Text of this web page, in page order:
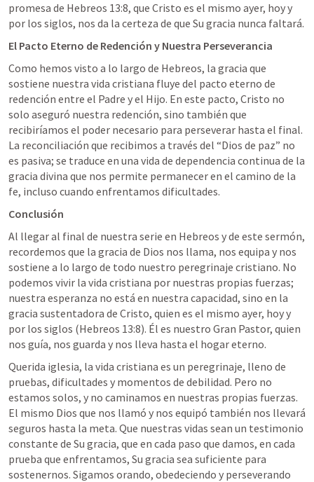
promesa de Hebreos 13:8, que Cristo es el mismo ayer, hoy y
por los siglos, nos da la certeza de que Su gracia nunca faltará.
El Pacto Eterno de Redención y Nuestra Perseverancia
Como hemos visto a lo largo de Hebreos, la gracia que
sostiene nuestra vida cristiana fluye del pacto eterno de
redención entre el Padre y el Hijo. En este pacto, Cristo no
solo aseguró nuestra redención, sino también que
recibiríamos el poder necesario para perseverar hasta el final.
La reconciliación que recibimos a través del “Dios de paz” no
es pasiva; se traduce en una vida de dependencia continua de la
gracia divina que nos permite permanecer en el camino de la
fe, incluso cuando enfrentamos dificultades.
Conclusión
Al llegar al final de nuestra serie en Hebreos y de este sermón,
recordemos que la gracia de Dios nos llama, nos equipa y nos
sostiene a lo largo de todo nuestro peregrinaje cristiano. No
podemos vivir la vida cristiana por nuestras propias fuerzas;
nuestra esperanza no está en nuestra capacidad, sino en la
gracia sustentadora de Cristo, quien es el mismo ayer, hoy y
por los siglos (Hebreos 13:8). Él es nuestro Gran Pastor, quien
nos guía, nos guarda y nos lleva hasta el hogar eterno.
Querida iglesia, la vida cristiana es un peregrinaje, lleno de
pruebas, dificultades y momentos de debilidad. Pero no
estamos solos, y no caminamos en nuestras propias fuerzas.
El mismo Dios que nos llamó y nos equipó también nos llevará
seguros hasta la meta. Que nuestras vidas sean un testimonio
constante de Su gracia, que en cada paso que damos, en cada
prueba que enfrentamos, Su gracia sea suficiente para
sostenernos. Sigamos orando, obedeciendo y perseverando